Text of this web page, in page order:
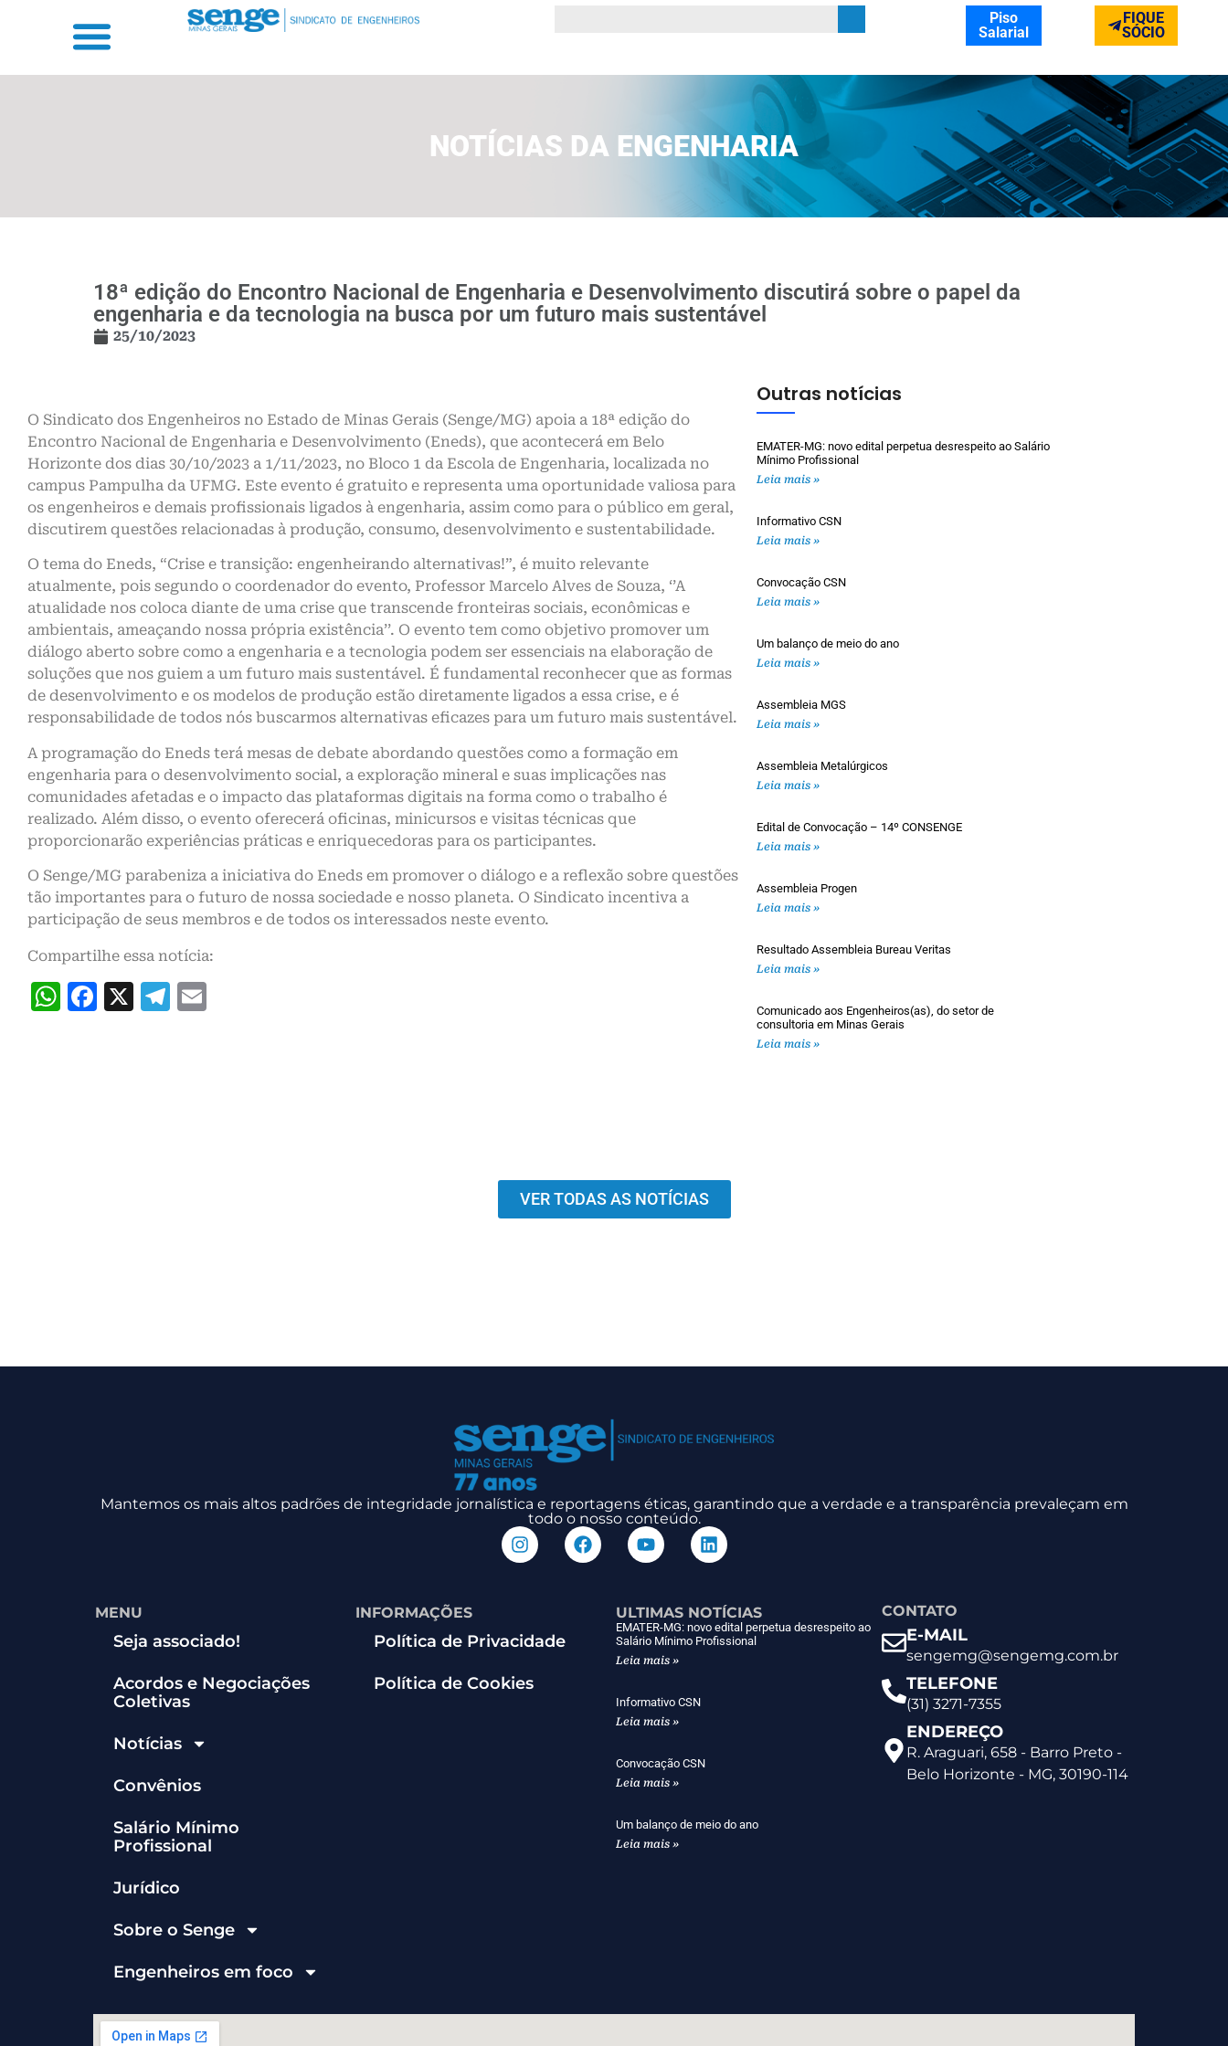
Piso
Salarial
FIQUE
SÓCIO
NOTÍCIAS DA ENGENHARIA
18ª edição do Encontro Nacional de Engenharia e Desenvolvimento discutirá sobre o papel da
engenharia e da tecnologia na busca por um futuro mais sustentável
25/10/2023
O Sindicato dos Engenheiros no Estado de Minas Gerais (Senge/MG) apoia a 18ª edição do
Encontro Nacional de Engenharia e Desenvolvimento (Eneds), que acontecerá em Belo
Horizonte dos dias 30/10/2023 a 1/11/2023, no Bloco 1 da Escola de Engenharia, localizada no
campus Pampulha da UFMG. Este evento é gratuito e representa uma oportunidade valiosa para
os engenheiros e demais profissionais ligados à engenharia, assim como para o público em geral,
discutirem questões relacionadas à produção, consumo, desenvolvimento e sustentabilidade.
O tema do Eneds, “Crise e transição: engenheirando alternativas!”, é muito relevante
atualmente, pois segundo o coordenador do evento, Professor Marcelo Alves de Souza, ‘’A
atualidade nos coloca diante de uma crise que transcende fronteiras sociais, econômicas e
ambientais, ameaçando nossa própria existência’’. O evento tem como objetivo promover um
diálogo aberto sobre como a engenharia e a tecnologia podem ser essenciais na elaboração de
soluções que nos guiem a um futuro mais sustentável. É fundamental reconhecer que as formas
de desenvolvimento e os modelos de produção estão diretamente ligados a essa crise, e é
responsabilidade de todos nós buscarmos alternativas eficazes para um futuro mais sustentável.
A programação do Eneds terá mesas de debate abordando questões como a formação em
engenharia para o desenvolvimento social, a exploração mineral e suas implicações nas
comunidades afetadas e o impacto das plataformas digitais na forma como o trabalho é
realizado. Além disso, o evento oferecerá oficinas, minicursos e visitas técnicas que
proporcionarão experiências práticas e enriquecedoras para os participantes.
O Senge/MG parabeniza a iniciativa do Eneds em promover o diálogo e a reflexão sobre questões
tão importantes para o futuro de nossa sociedade e nosso planeta. O Sindicato incentiva a
participação de seus membros e de todos os interessados neste evento.
Compartilhe essa notícia:
WhatsApp
Facebook
X Telegram
Outras notícias
EMATER-MG: novo edital perpetua desrespeito ao Salário
Mínimo Profissional
Leia mais »
Informativo CSN
Leia mais »
Convocação CSN
Leia mais »
Um balanço de meio do ano
Leia mais »
Assembleia MGS
Leia mais »
Assembleia Metalúrgicos
Leia mais »
Edital de Convocação – 14º CONSENGE
Leia mais »
Assembleia Progen
Leia mais »
Resultado Assembleia Bureau Veritas
Leia mais »
Comunicado aos Engenheiros(as), do setor de
consultoria em Minas Gerais
Leia mais »
VER TODAS AS NOTÍCIAS
Mantemos os mais altos padrões de integridade jornalística e reportagens éticas, garantindo que a verdade e a transparência prevaleçam em
todo o nosso conteúdo.
MENU
Seja associado!
Acordos e Negociações
Coletivas
Notícias
Convênios
Salário Mínimo
Profissional
Jurídico
Sobre o Senge
Engenheiros em foco
INFORMAÇÕES
Política de Privacidade
Política de Cookies
ULTIMAS NOTÍCIAS
EMATER-MG: novo edital perpetua desrespeito ao
Salário Mínimo Profissional
Leia mais »
Informativo CSN
Leia mais »
Convocação CSN
Leia mais »
Um balanço de meio do ano
Leia mais »
CONTATO
E-MAIL
sengemg@sengemg.com.br
TELEFONE
(31) 3271-7355
ENDEREÇO
R. Araguari, 658 - Barro Preto -
Belo Horizonte - MG, 30190-114